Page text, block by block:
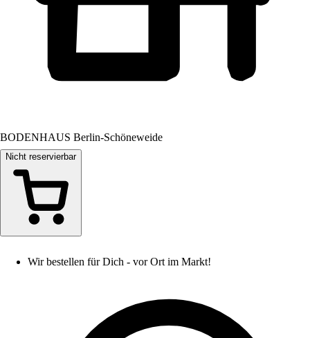
BODENHAUS Berlin-Schöneweide
Nicht reservierbar
Wir bestellen für Dich - vor Ort im Markt!